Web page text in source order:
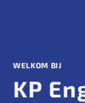
WELKOM BIJ
KP